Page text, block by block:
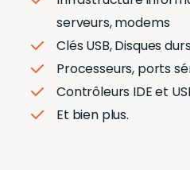
serveurs, modems
Clés USB,Disques
Processeurs, ports
Contrôleurs IDE et
Et bien plus.